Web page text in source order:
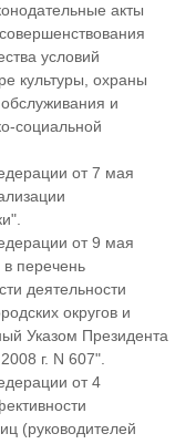
акты
условий
культуры, охраны
и
социальной
от 7 мая
от 9 мая
перечень
деятельности
округов и
Указом Президента
г. N 607".
от 4
(руководителей